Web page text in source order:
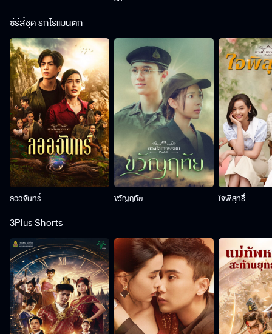
ซีรีส์ชุด รักโรแมนติก
ลออจันทร์ ขวัญฤทัย ใจพิสุทธิ์
3Plus Shorts